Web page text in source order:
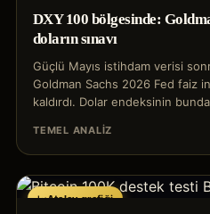
DXY 100 bölgesinde:
doların sınavı
Güçlü Mayıs istihdam verisi
Goldman Sachs 2026 Fed faiz
kaldırdı. Dolar endeksinin
TEMEL ANALIZ
Atalay grafiği